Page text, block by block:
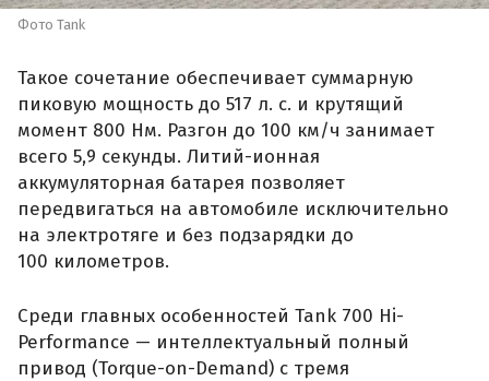
Фото Tank
Такое сочетание обеспечивает суммарную
пиковую мощность до 517 л. с. и крутящий
момент 800 Нм. Разгон до 100 км/ч занимает
всего 5,9 секунды. Литий-ионная
аккумуляторная батарея позволяет
передвигаться на автомобиле исключительно
на электротяге и без подзарядки до
100 километров.
Среди главных особенностей Tank 700 Hi-
Performance — интеллектуальный полный
привод (Torque-on-Demand) с тремя